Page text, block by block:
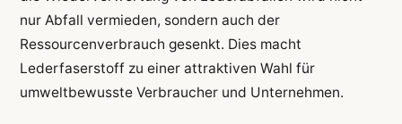
nur Abfall vermieden, sondern auch der
Ressourcenverbrauch gesenkt. Dies macht
Lederfaserstoff zu einer attraktiven Wahl für
umweltbewusste Verbraucher und Unternehmen.